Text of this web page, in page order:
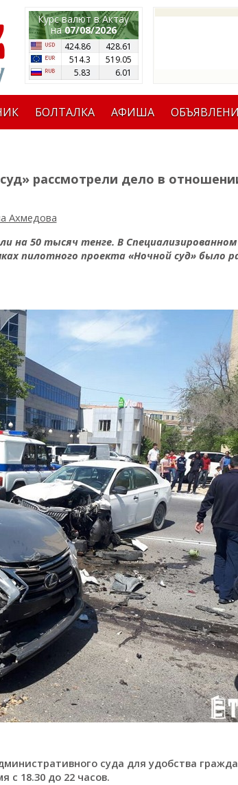
Курс валют в Актау
на07/08/2026
424.86
428.61
514.3
519.05
5.83
6.01
БОЛТАЛКА АФИША
рассмотрели дело в
Ахмедова
на 50 тысяч тенге. В Специализированном
пилотного проекта «Ночной суд» было
суда для удобства
с 18.30 до 22 часов.